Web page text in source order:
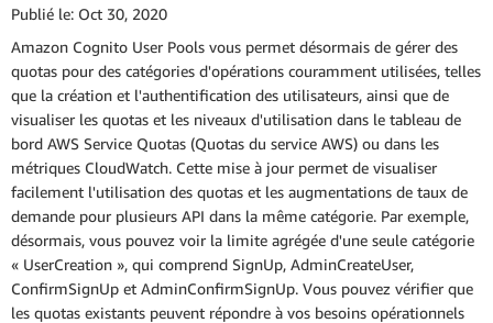
Publié le: Oct 30, 2020
Amazon Cognito User Pools vous permet désormais de gérer des
quotas pour des catégories d'opérations couramment utilisées, telles
que la création et l'authentification des utilisateurs, ainsi que de
visualiser les quotas et les niveaux d'utilisation dans le tableau de
bord AWS Service Quotas (Quotas du service AWS) ou dans les
métriques CloudWatch. Cette mise à jour permet de visualiser
facilement l'utilisation des quotas et les augmentations de taux de
demande pour plusieurs API dans la même catégorie. Par exemple,
désormais, vous pouvez voir la limite agrégée d'une seule catégorie
« UserCreation », qui comprend SignUp, AdminCreateUser,
ConfirmSignUp et AdminConfirmSignUp. Vous pouvez vérifier que
les quotas existants peuvent répondre à vos besoins opérationnels